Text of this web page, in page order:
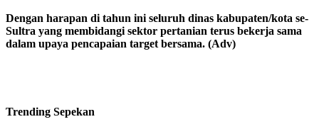
Dengan harapan di tahun ini seluruh dinas kabupaten/kota se-
Sultra yang membidangi sektor pertanian terus bekerja sama
dalam upaya pencapaian target bersama. (Adv)
Trending Sepekan